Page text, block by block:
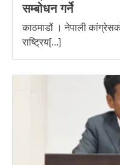
सम्बोधन गर्ने
काठमाडौं । नेपाली
राष्ट्रिय[...]